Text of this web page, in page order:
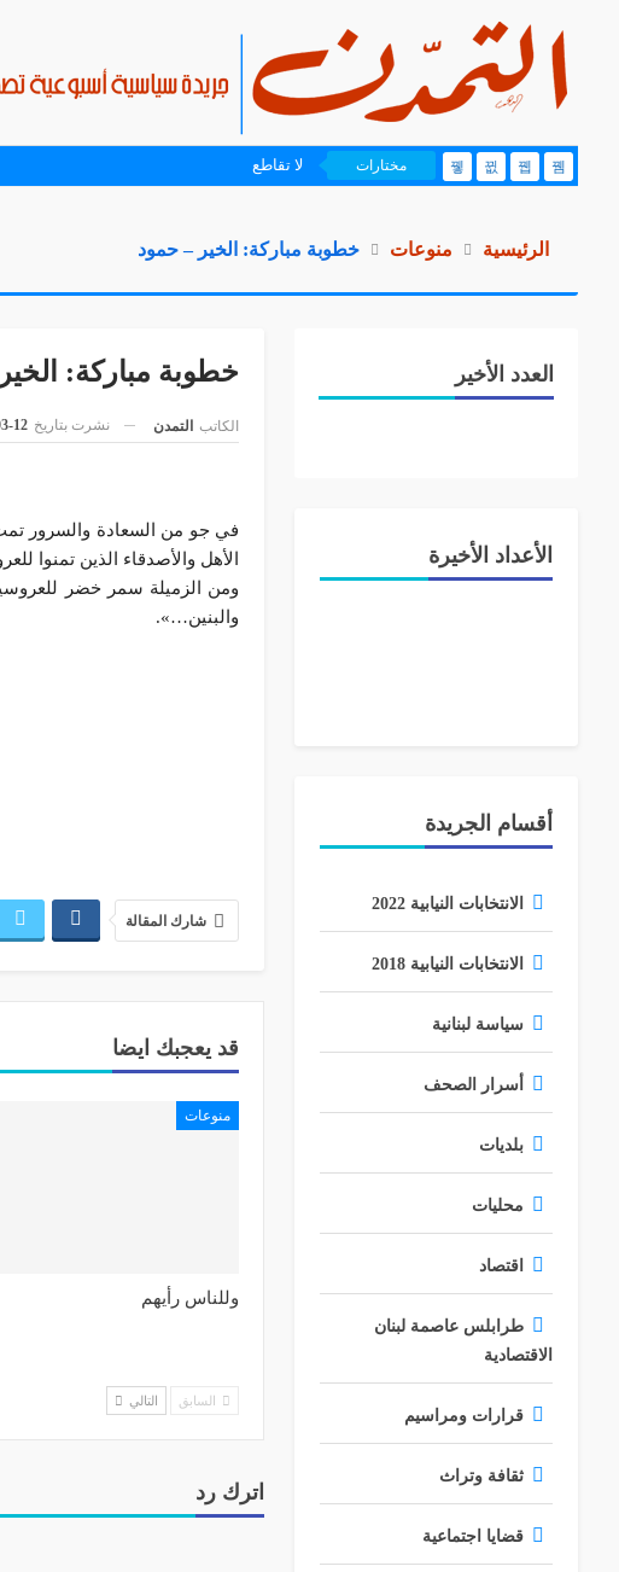
مختارات لا تقاطع
الرئيسية منوعات خطوبة مباركة: الخير – حمود
خطوبة مباركة:
الكاتب التمدن نشرت بتاريخ 12-03-2020
في جو من السعادة والسرور
الأهل والأصدقاء الذين تمنوا
ومن الزميلة سمر خضر
والبنين…».
شارك المقالة
قد يعجبك ايضا
منوعات
وللناس رأيهم
السابق التالي
اترك رد
العدد الأخير
الأعداد الأخيرة
أقسام الجريدة
الانتخابات النيابية 2022
الانتخابات النيابية 2018
سياسة لبنانية
أسرار الصحف
بلديات
محليات
اقتصاد
طرابلس عاصمة لبنان
الاقتصادية
قرارات ومراسيم
ثقافة وتراث
قضايا اجتماعية